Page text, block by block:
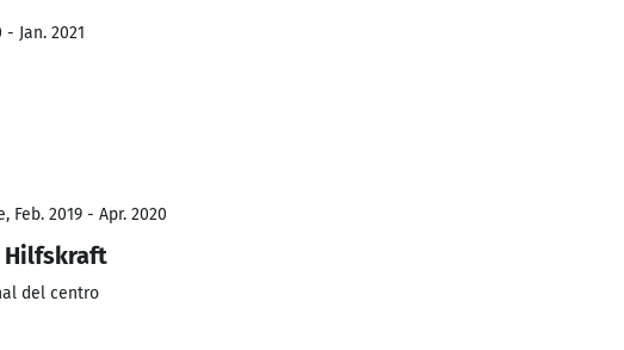
Jan. 2021
Feb. 2019 - Apr. 2020
Hilfskraft
del centro